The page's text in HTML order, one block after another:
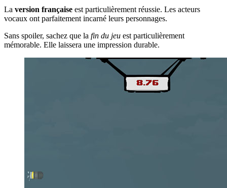
La version française est particulièrement réussie. Les acteurs
vocaux ont parfaitement incarné leurs personnages.
Sans spoiler, sachez que la fin du jeu est particulièrement
mémorable. Elle laissera une impression durable.